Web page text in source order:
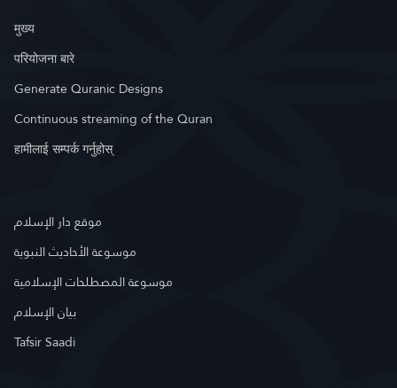
मुख्य
परियोजना बारे
Generate Quranic Designs
Continuous streaming of the Quran
हामीलाई सम्पर्क गर्नुहोस्
موقع دار الإسلام
موسوعة الأحاديث النبوية
موسوعة المصطلحات الإسلامية
بيان الإسلام
Tafsir Saadi